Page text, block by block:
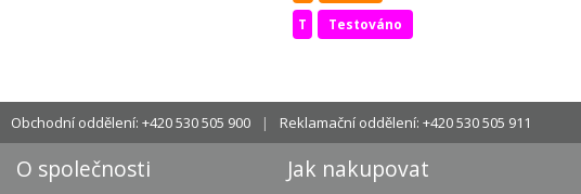
T
Testováno
Obchodní oddělení: +420 530 505 900 Reklamační oddělení: +420 530 505 911
O společnosti Jak nakupovat